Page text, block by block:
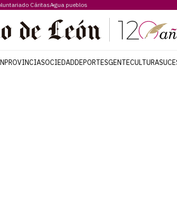
CáritasAgua pueblos
PROVINCIASOCIEDADDEPORTESGENTECULTURA